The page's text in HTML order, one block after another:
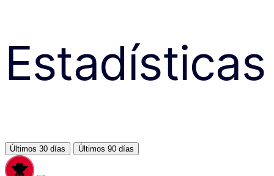
Estadísticas
Últimos 30 días Últimos 90 días